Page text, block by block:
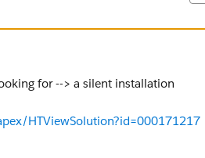
for --> a silent installation
HTViewSolution?id=000171217